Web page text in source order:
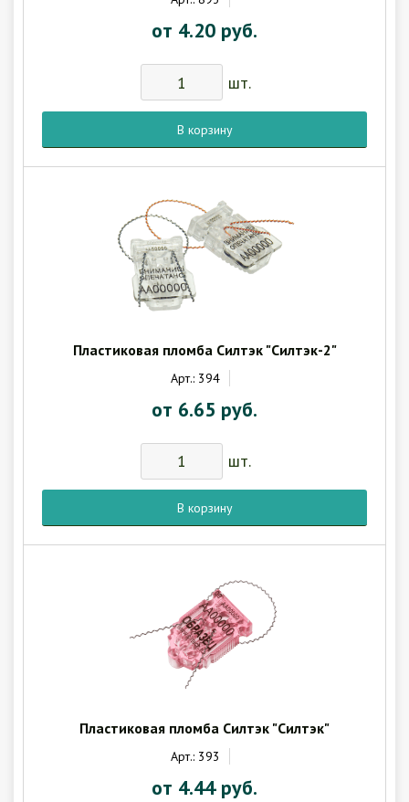
от 4.20 руб.
шт.
В корзину
Пластиковая пломба Силтэк "Силтэк-2"
Арт.: 394
от 6.65 руб.
шт.
В корзину
Пластиковая пломба Силтэк "Силтэк"
Арт.: 393
от 4.44 руб.